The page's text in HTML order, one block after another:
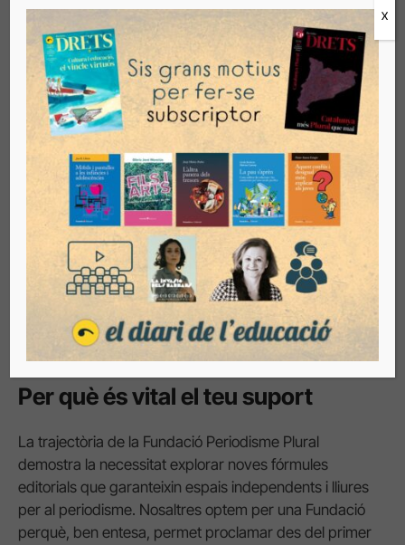
Per què és vital el teu suport
La trajectòria de la Fundació Periodisme Plural
demostra la necessitat explorar noves fórmules
editorials que garanteixin espais independents i lliures
per al periodisme. Nosaltres optem per una Fundació
perquè, ben entesa, permet proclamar des del primer
X